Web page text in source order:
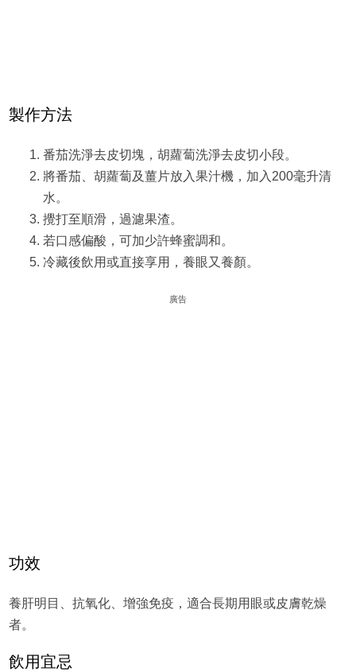
製作方法
番茄洗淨去皮切塊，胡蘿蔔洗淨去皮切小段。
將番茄、胡蘿蔔及薑片放入果汁機，加入200毫升清
水。
攪打至順滑，過濾果渣。
若口感偏酸，可加少許蜂蜜調和。
冷藏後飲用或直接享用，養眼又養顏。
廣告
功效
養肝明目、抗氧化、增強免疫，適合長期用眼或皮膚乾燥
者。
飲用宜忌